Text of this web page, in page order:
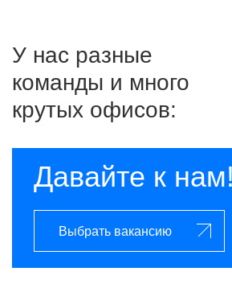
У нас разные
команды и много
крутых офисов:
Давайте к нам!
Выбрать вакансию